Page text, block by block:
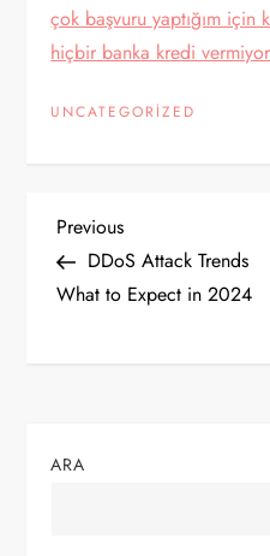
çok başvuru yaptığım için
hiçbir banka kredi vermiyor
UNCATEGORIZED
Y
a
g
Previous
Post
Previous
DDoS Attack Trends
What to Expect in 2024
ARA